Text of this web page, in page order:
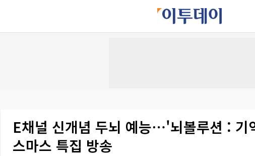
E채널 신개념 두뇌 예능⋯'뇌볼루션 : 기
스마스 특집 방송